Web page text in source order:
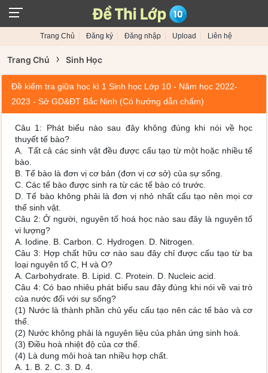
Trang Chủ Đăng ký Đăng nhập Upload Liên hệ
Trang Chủ › Sinh Học
Đề kiểm tra giữa học kì 1 Sinh học Lớp 10 - Năm học 2022-
2023 - Sở GD&ĐT Bắc Ninh (Có hướng dẫn chấm)
Câu 1: Phát biểu nào sau đây không đúng khi nói về học
thuyết tế bào?
A. Tất cả các sinh vật đều được cấu tạo từ một hoặc nhiều tế
bào.
B. Tế bào là đơn vị cơ bản (đơn vị cơ sở) của sự sống.
C. Các tế bào được sinh ra từ các tế bào có trước.
D. Tế bào không phải là đơn vị nhỏ nhất cấu tạo nên mọi cơ
thể sinh vật.
Câu 2: Ở người, nguyên tố hoá học nào sau đây là nguyên tố
vi lượng?
A. Iodine. B. Carbon. C. Hydrogen. D. Nitrogen.
Câu 3: Hợp chất hữu cơ nào sau đây chỉ được cấu tạo từ ba
loại nguyên tố C, H và O?
A. Carbohydrate. B. Lipid. C. Protein. D. Nucleic acid.
Câu 4: Có bao nhiêu phát biểu sau đây đúng khi nói về vai trò
của nước đối với sự sống?
(1) Nước là thành phần chủ yếu cấu tạo nên các tế bào và cơ
thể.
(2) Nước không phải là nguyên liệu của phản ứng sinh hoá.
(3) Điều hoà nhiệt độ của cơ thể.
(4) Là dung môi hoà tan nhiều hợp chất.
A. 1. B. 2. C. 3. D. 4.